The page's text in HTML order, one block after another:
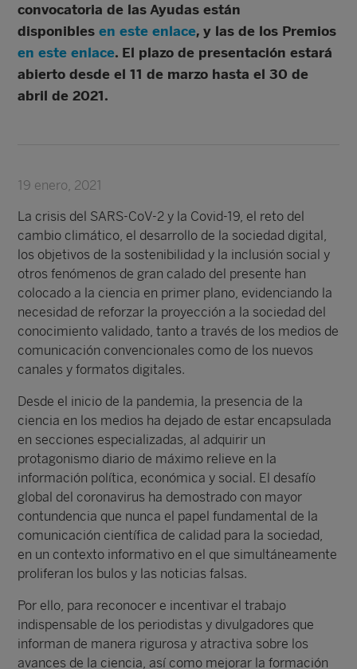
convocatoria de las Ayudas están
disponiblesen este enlace, y las de los Premios
en este enlace. El plazo de presentación estará
abierto desde el 11 de marzo hasta el 30 de
abril de 2021.
19 enero, 2021
La crisis del SARS-CoV-2 y la Covid-19, el reto del
cambio climático, el desarrollo de la sociedad digital,
los objetivos de la sostenibilidad y la inclusión social y
otros fenómenos de gran calado del presente han
colocado a la ciencia en primer plano, evidenciando la
necesidad de reforzar la proyección a la sociedad del
conocimiento validado, tanto a través de los medios de
comunicación convencionales como de los nuevos
canales y formatos digitales.
Desde el inicio de la pandemia, la presencia de la
ciencia en los medios ha dejado de estar encapsulada
en secciones especializadas, al adquirir un
protagonismo diario de máximo relieve en la
información política, económica y social. El desafío
global del coronavirus ha demostrado con mayor
contundencia que nunca el papel fundamental de la
comunicación científica de calidad para la sociedad,
en un contexto informativo en el que simultáneamente
proliferan los bulos y las noticias falsas.
Por ello, para reconocer e incentivar el trabajo
indispensable de los periodistas y divulgadores que
informan de manera rigurosa y atractiva sobre los
avances de la ciencia, así como mejorar la formación